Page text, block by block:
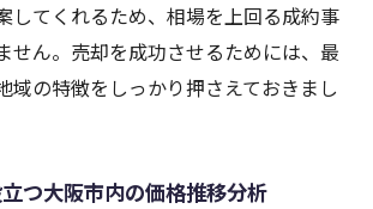
してくれるため、相場を上回る成約事
せん。売却を成功させるためには、最
域の特徴をしっかり押さえておきまし
つ大阪市内の価格推移分析